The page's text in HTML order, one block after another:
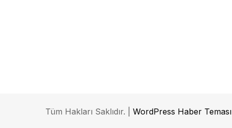
Tüm Hakları Saklıdır. | WordPress Haber Teması